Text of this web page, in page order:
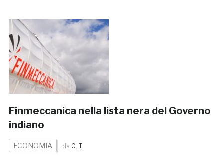
Finmeccanica nella lista nera del Governo
indiano
ECONOMIA da G. T.